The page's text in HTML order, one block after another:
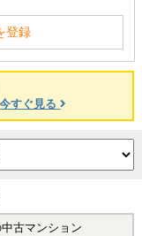
登録
今すぐ見る
古マンション